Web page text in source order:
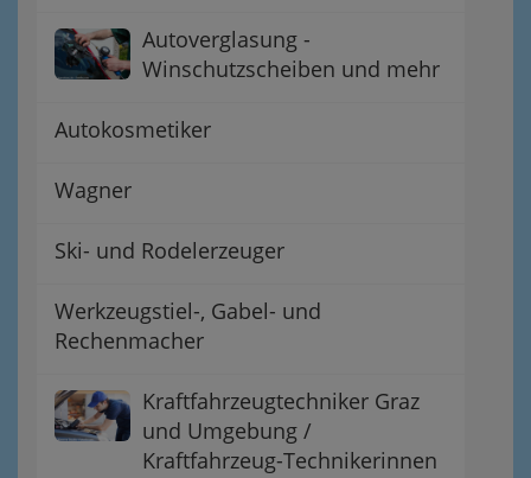
Autoverglasung -
Winschutzscheiben und mehr
Autokosmetiker
Wagner
Ski- und Rodelerzeuger
Werkzeugstiel-, Gabel- und
Rechenmacher
Kraftfahrzeugtechniker Graz
und Umgebung /
Kraftfahrzeug-Technikerinnen